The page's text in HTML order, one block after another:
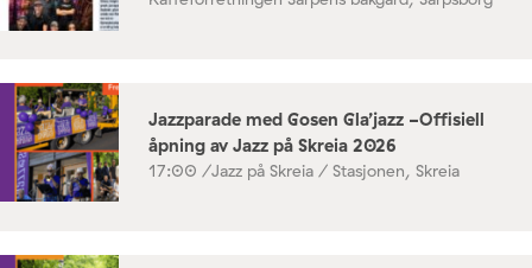
Jazzparade med Gosen Gla’jazz -Offisiell
åpning av Jazz på Skreia 2026
17:00 /Jazz på Skreia / Stasjonen, Skreia